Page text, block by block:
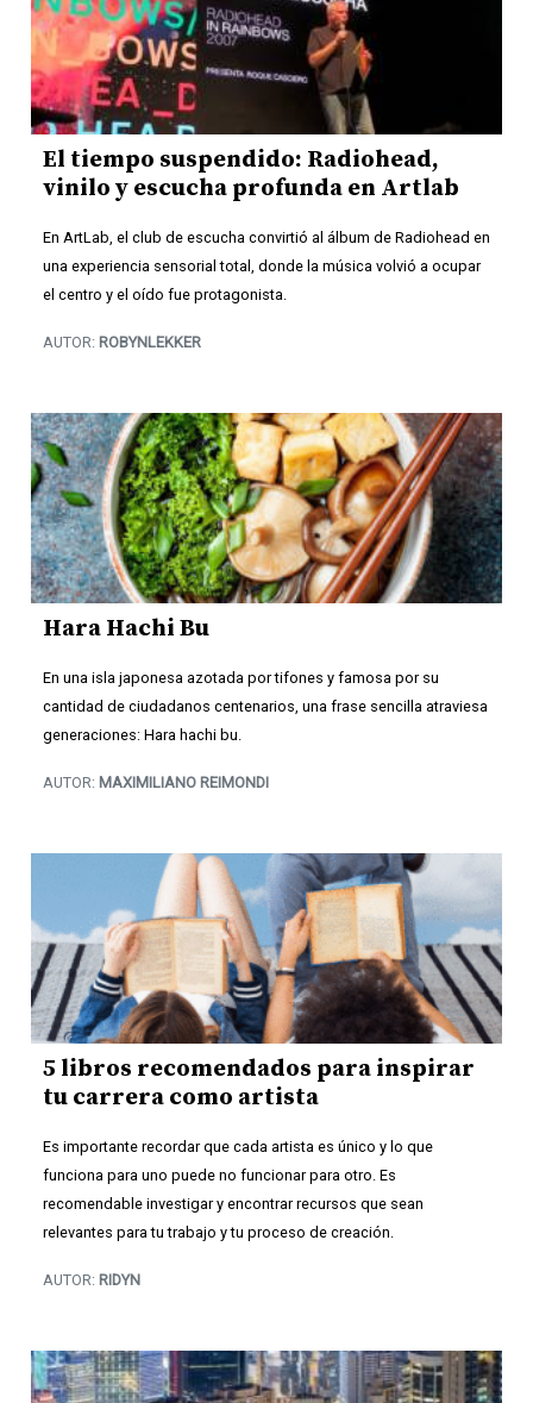
El tiempo suspendido: Radiohead,
vinilo y escucha profunda en Artlab
En ArtLab, el club de escucha convirtió al álbum de Radiohead en
una experiencia sensorial total, donde la música volvió a ocupar
el centro y el oído fue protagonista.
AUTOR: ROBYNLEKKER
Hara Hachi Bu
En una isla japonesa azotada por tifones y famosa por su
cantidad de ciudadanos centenarios, una frase sencilla atraviesa
generaciones: Hara hachi bu.
AUTOR: MAXIMILIANO REIMONDI
5 libros recomendados para inspirar
tu carrera como artista
Es importante recordar que cada artista es único y lo que
funciona para uno puede no funcionar para otro. Es
recomendable investigar y encontrar recursos que sean
relevantes para tu trabajo y tu proceso de creación.
AUTOR: RIDYN